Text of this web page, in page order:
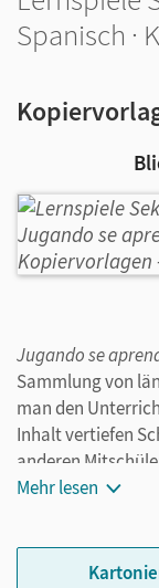
Spanisch ·
Jugando se
Sammlung von
man den
Inhalt vertiefen
anderen
intensiv. Dabei
Rollenspiele zur
Mehr lesen